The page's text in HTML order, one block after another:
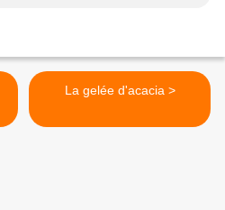
La gelée d'acacia >